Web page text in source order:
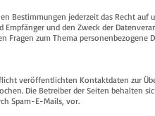
Bestimmungen jederzeit das Recht
und den Zweck der
Fragen zum Thema
veröffentlichten Kontaktdaten zur
Die Betreiber der Seiten behalten
Spam-E-Mails, vor.